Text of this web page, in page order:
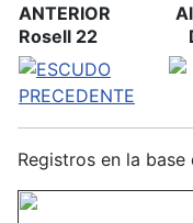
ANTERIOR
Rosell 22
Registros en la base